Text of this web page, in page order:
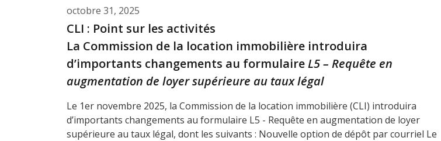
octobre 31, 2025
CLI : Point sur les activités
La Commission de la location immobilière introduira
d’importants changements au formulaireL5 – Requête en
augmentation de loyer supérieure au taux légal
Le 1er novembre 2025, la Commission de la location immobilière (CLI) introduira
d’importants changements au formulaire L5 - Requête en augmentation de loyer
supérieure au taux légal, dont les suivants : Nouvelle option de dépôt par courriel Le